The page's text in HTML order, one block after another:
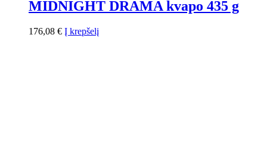
MIDNIGHT DRAMA kvapo 435 g
176,08 € Į krepšelį